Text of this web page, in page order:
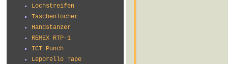
Lochstreifen
Taschenlocher
Handstanzer
REMEX RTP-1
ICT Punch
Leporello Tape